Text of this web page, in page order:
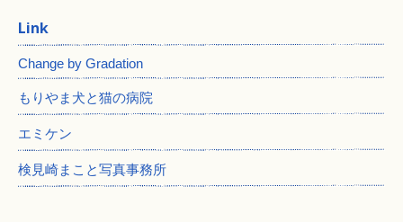
Change by Gradation
もりやま犬と猫の病院
エミケン
検見崎まこと写真事務所